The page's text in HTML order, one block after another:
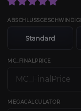
Standard
MC_FINALPRICE
MEGACALCULATOR